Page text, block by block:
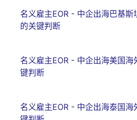
名义雇主EOR - 中企出海巴基斯
的关键判断
名义雇主EOR - 中企出海美国海
键判断
名义雇主EOR - 中企出海泰国海